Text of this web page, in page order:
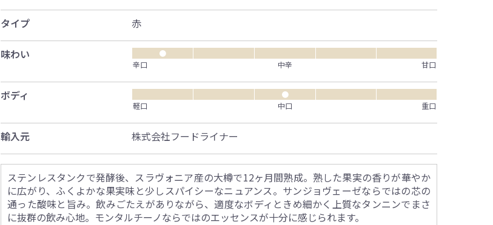
タイプ 赤
味わい
●
辛口
中辛 甘口
ボディ
●
軽口
中口 重口
輸入元 株式会社フードライナー
ステンレスタンクで発酵後、スラヴォニア産の大樽で12ヶ月間熟成。熟した果実の香りが華やか
に広がり、ふくよかな果実味と少しスパイシーなニュアンス。サンジョヴェーゼならではの芯の
通った酸味と旨み。飲みごたえがありながら、適度なボディときめ細かく上質なタンニンでまさ
に抜群の飲み心地。モンタルチーノならではのエッセンスが十分に感じられます。